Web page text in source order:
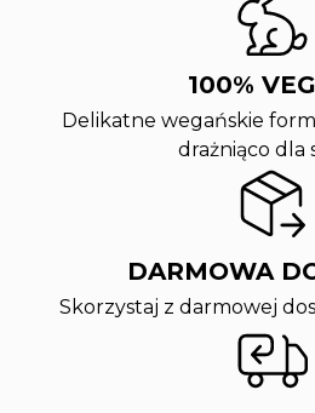
100%
Delikatne wegańskie
drażniąco dla
DARMOWA
Skorzystaj z darmowej